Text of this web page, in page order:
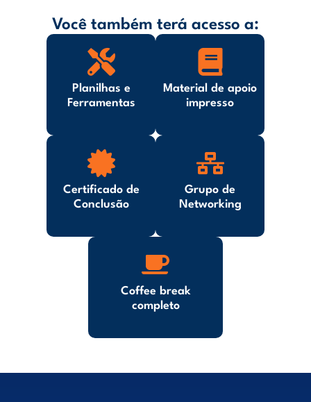
Você também terá acesso a:
Planilhas e
Ferramentas
Material de apoio
impresso
Certificado de
Conclusão
Grupo de
Networking
Coffee break
completo